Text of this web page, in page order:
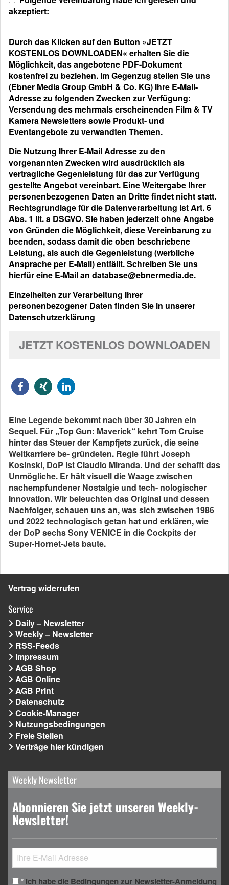
akzeptiert:
Durch das Klicken auf den Button »JETZT
KOSTENLOS DOWNLOADEN« erhalten Sie die
Möglichkeit, das angebotene PDF-Dokument
kostenfrei zu beziehen. Im Gegenzug stellen Sie uns
(Ebner Media Group GmbH & Co. KG) Ihre E-Mail-
Adresse zu folgenden Zwecken zur Verfügung:
Versendung des mehrmals erscheinenden Film & TV
Kamera Newsletters sowie Produkt- und
Eventangebote zu verwandten Themen.
Die Nutzung Ihrer E-Mail Adresse zu den
vorgenannten Zwecken wird ausdrücklich als
vertragliche Gegenleistung für das zur Verfügung
gestellte Angebot vereinbart. Eine Weitergabe Ihrer
personenbezogenen Daten an Dritte findet nicht statt.
Rechtsgrundlage für die Datenverarbeitung ist Art. 6
Abs. 1 lit. a DSGVO. Sie haben jederzeit ohne Angabe
von Gründen die Möglichkeit, diese Vereinbarung zu
beenden, sodass damit die oben beschriebene
Leistung, als auch die Gegenleistung (werbliche
Ansprache per E-Mail) entfällt. Schreiben Sie uns
hierfür eine E-Mail an database@ebnermedia.de.
Einzelheiten zur Verarbeitung Ihrer
personenbezogener Daten finden Sie in unserer
Datenschutzerklärung
JETZT KOSTENLOS DOWNLOADEN
Eine Legende bekommt nach über 30 Jahren ein
Sequel. Für „Top Gun: Maverick“ kehrt Tom Cruise
hinter das Steuer der Kampfjets zurück, die seine
Weltkarriere be- gründeten. Regie führt Joseph
Kosinski, DoP ist Claudio Miranda. Und der schafft das
Unmögliche. Er hält visuell die Waage zwischen
nachempfundener Nostalgie und tech- nologischer
Innovation. Wir beleuchten das Original und dessen
Nachfolger, schauen uns an, was sich zwischen 1986
und 2022 technologisch getan hat und erklären, wie
der DoP sechs Sony VENICE in die Cockpits der
Super-Hornet-Jets baute.
Vertrag widerrufen
Service
Daily – Newsletter
Weekly – Newsletter
RSS-Feeds
Impressum
AGB Shop
AGB Online
AGB Print
Datenschutz
Cookie-Manager
Nutzungsbedingungen
Freie Stellen
Verträge hier kündigen
Weekly Newsletter
Abonnieren Sie jetzt unseren Weekly-
Newsletter!
* Ich habe die Bedingungen zur Newsletter-Anmeldung